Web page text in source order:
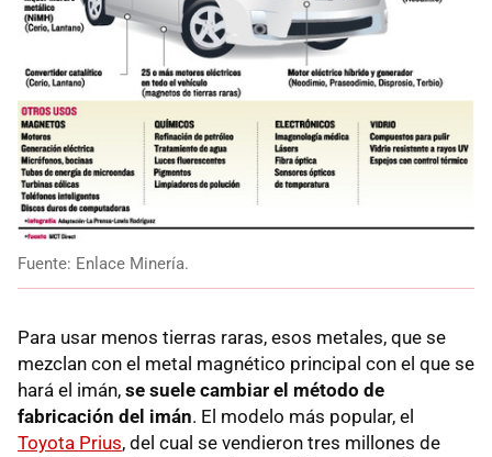
Fuente: Enlace Minería.
Para usar menos tierras raras, esos metales, que se
mezclan con el metal magnético principal con el que se
hará el imán, se suele cambiar el método de
fabricación del imán. El modelo más popular, el
Toyota Prius, del cual se vendieron tres millones de